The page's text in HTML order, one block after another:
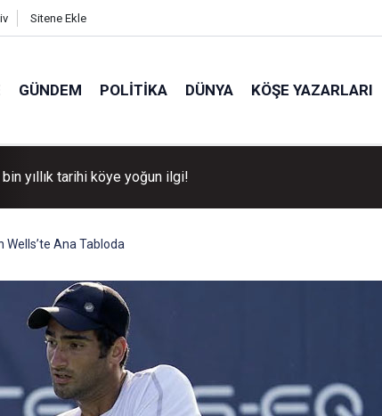
Sitene Ekle
GÜNDEM POLITIKA DÜNYA KÖŞE YAZARLARI
yıllık tarihi köye yoğun ilgi!
Wells’te Ana Tabloda